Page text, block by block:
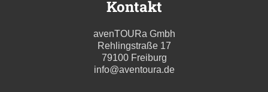
Kontakt
avenTOURa Gmbh
Rehlingstraße 17
79100 Freiburg
info@aventoura.de